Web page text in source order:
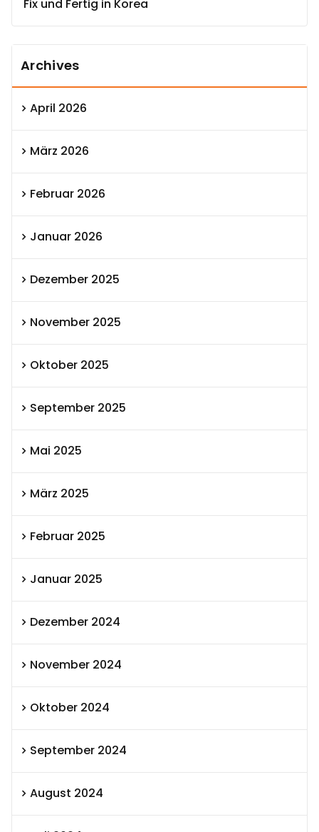
Fix und Fertig in Korea
Archives
April 2026
März 2026
Februar 2026
Januar 2026
Dezember 2025
November 2025
Oktober 2025
September 2025
Mai 2025
März 2025
Februar 2025
Januar 2025
Dezember 2024
November 2024
Oktober 2024
September 2024
August 2024